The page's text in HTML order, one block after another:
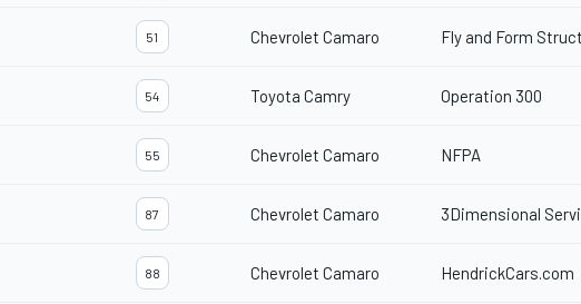
51 Chevrolet Camaro Fly and Form
54 Toyota Camry Operation 300
55 Chevrolet Camaro NFPA
87 Chevrolet Camaro 3Dimensional
88 Chevrolet Camaro HendrickCars.com